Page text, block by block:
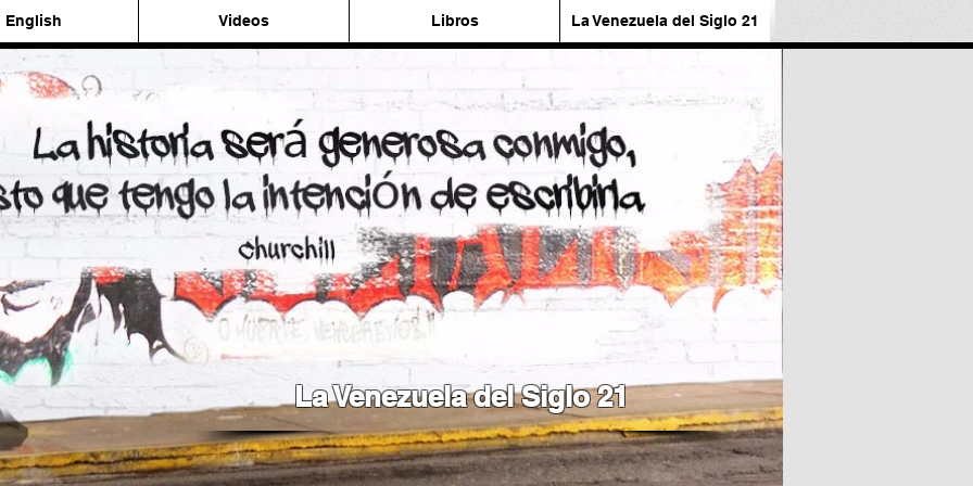
English Videos Libros La Venezuela del Siglo 21
La Venezuela del Siglo 21